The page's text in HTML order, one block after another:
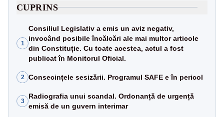
CUPRINS
1
Consiliul Legislativ a emis un aviz negativ,
invocând posibile încălcări ale mai multor articole
din Constituție. Cu toate acestea, actul a fost
publicat în Monitorul Oficial.
2 Consecințele sesizării. Programul SAFE e în pericol
3
Radiografia unui scandal. Ordonanță de urgență
emisă de un guvern interimar